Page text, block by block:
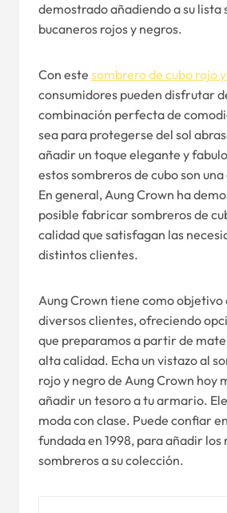
demostrado añadiendo a su lista
bucaneros rojos y negros.
Con este sombrero de cubo rojo
consumidores pueden disfrutar
combinación perfecta de
sea para protegerse del sol
añadir un toque elegante y
estos sombreros de cubo son
En general, Aung Crown ha
posible fabricar sombreros de
calidad que satisfagan las
distintos clientes.
Aung Crown tiene como
diversos clientes, ofreciendo
que preparamos a partir de
alta calidad. Echa un vistazo al
rojo y negro de Aung Crown hoy
añadir un tesoro a tu armario.
moda con clase. Puede confiar
fundada en 1998, para añadir los
sombreros a su colección.